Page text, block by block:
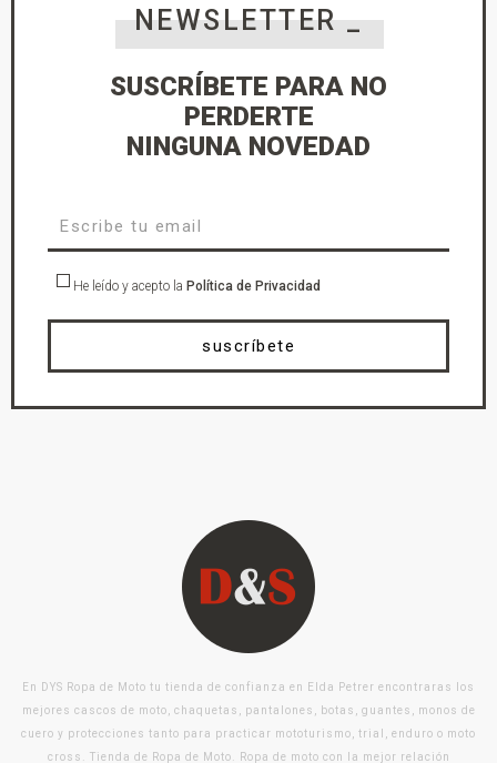
NEWSLETTER _
SUSCRÍBETE PARA NO
PERDERTE
NINGUNA NOVEDAD
He leído y acepto la Política de Privacidad
suscríbete
En DYS Ropa de Moto tu tienda de confianza en Elda Petrer encontraras los
mejores cascos de moto, chaquetas, pantalones, botas, guantes, monos de
cuero y protecciones tanto para practicar mototurismo, trial, enduro o moto
cross. Tienda de Ropa de Moto. Ropa de moto con la mejor relación